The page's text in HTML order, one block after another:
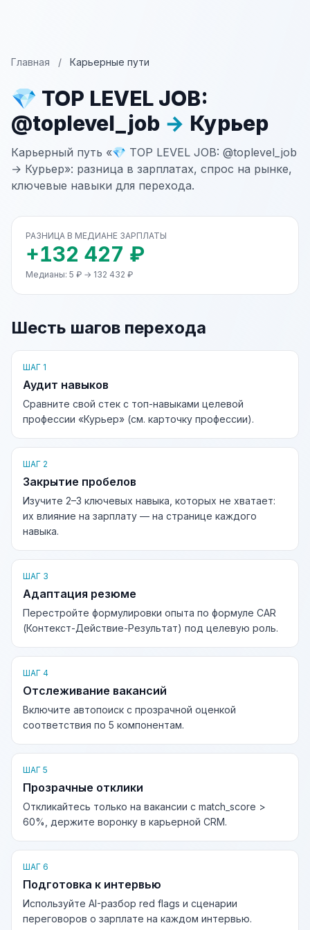
Главная / Карьерные пути
💎 TOP LEVEL JOB:
@toplevel_job → Курьер
Карьерный путь «💎 TOP LEVEL JOB: @toplevel_job
→ Курьер»: разница в зарплатах, спрос на рынке,
ключевые навыки для перехода.
РАЗНИЦА В МЕДИАНЕ ЗАРПЛАТЫ
+132 427 ₽
Медианы: 5 ₽ → 132 432 ₽
Шесть шагов перехода
ШАГ 1
Аудит навыков
Сравните свой стек с топ-навыками целевой
профессии «Курьер» (см. карточку профессии).
ШАГ 2
Закрытие пробелов
Изучите 2–3 ключевых навыка, которых не хватает:
их влияние на зарплату — на странице каждого
навыка.
ШАГ 3
Адаптация резюме
Перестройте формулировки опыта по формуле CAR
(Контекст-Действие-Результат) под целевую роль.
ШАГ 4
Отслеживание вакансий
Включите автопоиск с прозрачной оценкой
соответствия по 5 компонентам.
ШАГ 5
Прозрачные отклики
Откликайтесь только на вакансии с match_score >
60%, держите воронку в карьерной CRM.
ШАГ 6
Подготовка к интервью
Используйте AI-разбор red flags и сценарии
переговоров о зарплате на каждом интервью.